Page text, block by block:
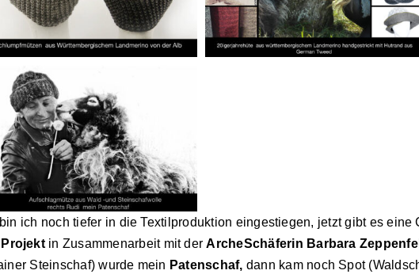
ich noch tiefer in die Textilproduktion eingestiegen, jetzt gibt es
Projektin Zusammenarbeit mit derArcheSchäferin Barbara
Steinschaf) wurde mein Patenschaf, dann kam noch Spot